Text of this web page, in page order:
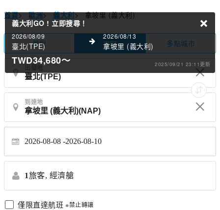
首頁> 歐洲> 義大利> 拿坡里 (義大利)
單程 來回 多點城市
到達地
2026-08-08 2026-08-10
1旅客, 經濟艙
僅限直達航班 ※禁止轉讓
義大利GO ! 立即搜尋！
2026/08/09
臺北(TPE)
2026/08/13
拿坡里 (義大利)
TWD34,680～ 2025/09/21 23:11更新